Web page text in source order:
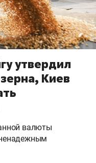
утвердил
Киев
валюты